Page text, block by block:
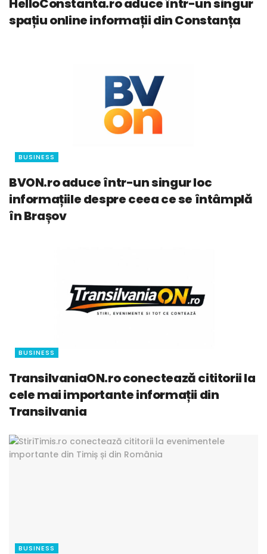
HelloConstanta.ro aduce într-un singur
spațiu online informații din Constanța
BUSINESS
BVON.ro aduce într-un singur loc
informațiile despre ceea ce se întâmplă
în Brașov
BUSINESS
TransilvaniaON.ro conectează cititorii la
cele mai importante informații din
Transilvania
BUSINESS